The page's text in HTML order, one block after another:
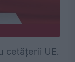
cetățenii UE.